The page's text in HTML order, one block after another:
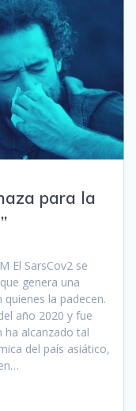
para la
El SarsCov2 se
genera una
la padecen.
año 2020 y fue
ha alcanzado tal
del país asiático,